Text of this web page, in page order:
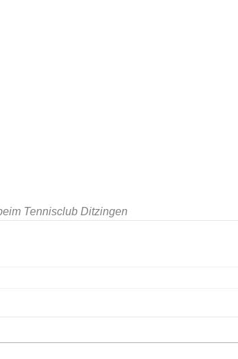
Tennisclub Ditzingen